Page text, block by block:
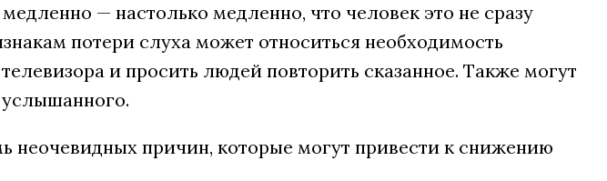
— настолько медленно, что человек это не сразу
потери слуха может относиться необходимость
и просить людей повторить сказанное. Также могут
неочевидных причин, которые могут привести к снижению